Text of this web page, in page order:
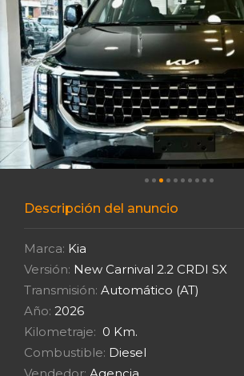
Descripción del anuncio
Marca: Kia
Versión: New Carnival 2.2 CRDI SX
Transmisión: Automático (AT)
Año: 2026
Kilometraje: 0 Km.
Combustible: Diesel
Vendedor: Agencia